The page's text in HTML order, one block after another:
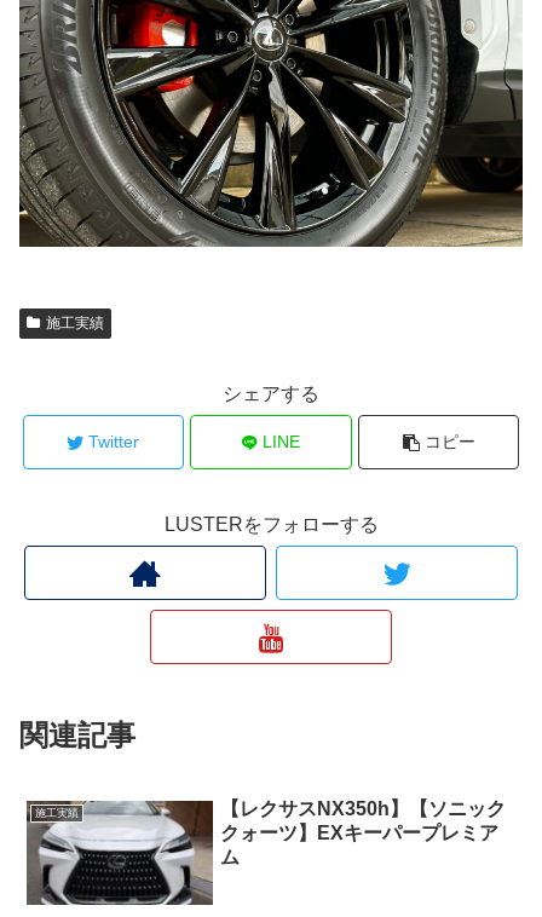
施工実績
シェアする
Twitter LINE コピー
LUSTERをフォローする
関連記事
施工実績
【レクサスNX350h】【ソニック
クォーツ】EXキーパープレミア
ム